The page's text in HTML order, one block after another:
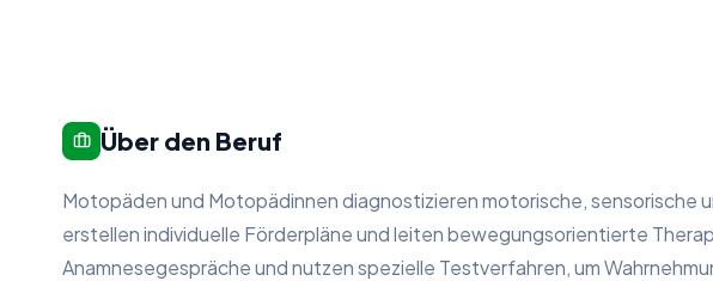
Über den Beruf
Motopäden und Motopädinnen diagnostizieren motorische, sensorische
erstellen individuelle Förderpläne und leiten bewegungsorientierte
Anamnesegespräche und nutzen spezielle Testverfahren, um